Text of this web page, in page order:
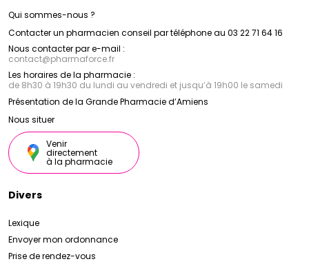
Qui sommes-nous ?
Contacter un pharmacien conseil par téléphone au 03 22 71 64 16
Nous contacter par e-mail :
contact@pharmaforce.fr
Les horaires de la pharmacie :
de 8h30 à 19h30 du lundi au vendredi et jusqu’à 19h00 le samedi
Présentation de la Grande Pharmacie d’Amiens
Nous situer
Venir
directement
à la pharmacie
Divers
Lexique
Envoyer mon ordonnance
Prise de rendez-vous